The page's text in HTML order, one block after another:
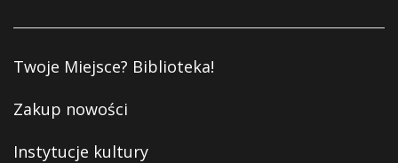
Twoje Miejsce? Biblioteka!
Zakup nowości
Instytucje kultury